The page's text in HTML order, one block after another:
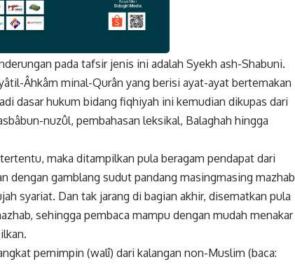
Twitter Gmail
pada tafsir jenis ini adalah Syekh ash-Shabuni.
Âhkâm minal-Qurân yang berisi ayat-ayat bertemakan
dasar hukum bidang fiqhiyah ini kemudian dikupas dari
nuzûl, pembahasan leksikal, Balaghah hingga
maka ditampilkan pula beragam pendapat dari
dengan gamblang sudut pandang masingmasing mazhab
syariat. Dan tak jarang di bagian akhir, disematkan pula
sehingga pembaca mampu dengan mudah menakar
pemimpin (walî) dari kalangan non-Muslim (baca: